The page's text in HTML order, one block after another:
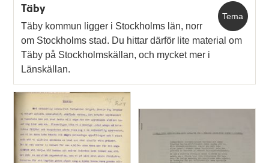
Tema
Täby
Täby kommun ligger i Stockholms län, norr
om Stockholms stad. Du hittar därför lite material om
Täby på Stockholmskällan, och mycket mer i
Länskällan.